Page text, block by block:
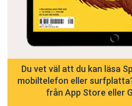
Du vet väl att du kan läsa
mobiltelefon eller
från App Store eller